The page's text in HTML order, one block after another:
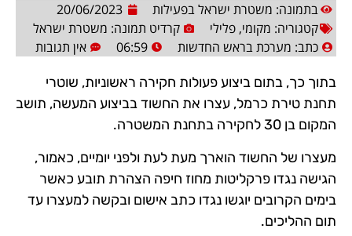
בתמונה: משטרת ישראל בפעילות
20/06/2023
קטגוריה: מקומי, פלילי
קרדיט תמונה: משטרת ישראל
כתב: מערכת בראש החדשות 06:59 אין תגובות
בתוך כך, בתום ביצוע פעולות חקירה ראשוניות, שוטרי
תחנת טירת כרמל, עצרו את החשוד בביצוע המעשה, תושב
המקום בן 30 לחקירה בתחנת המשטרה.
מעצרו של החשוד הוארך מעת לעת ולפני יומיים, כאמור,
הגישה נגדו פרקליטות מחוז חיפה הצהרת תובע כאשר
בימים הקרובים יוגשו נגדו כתב אישום ובקשה למעצרו עד
תום ההליכים.